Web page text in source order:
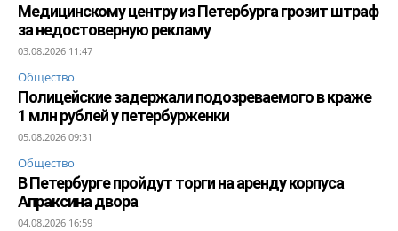
Медицинскому центру из Петербурга грозит штраф
за недостоверную рекламу
03.08.2026 11:47
Общество
Полицейские задержали подозреваемого в краже
1 млн рублей у петербурженки
05.08.2026 09:31
Общество
В Петербурге пройдут торги на аренду корпуса
Апраксина двора
04.08.2026 16:59